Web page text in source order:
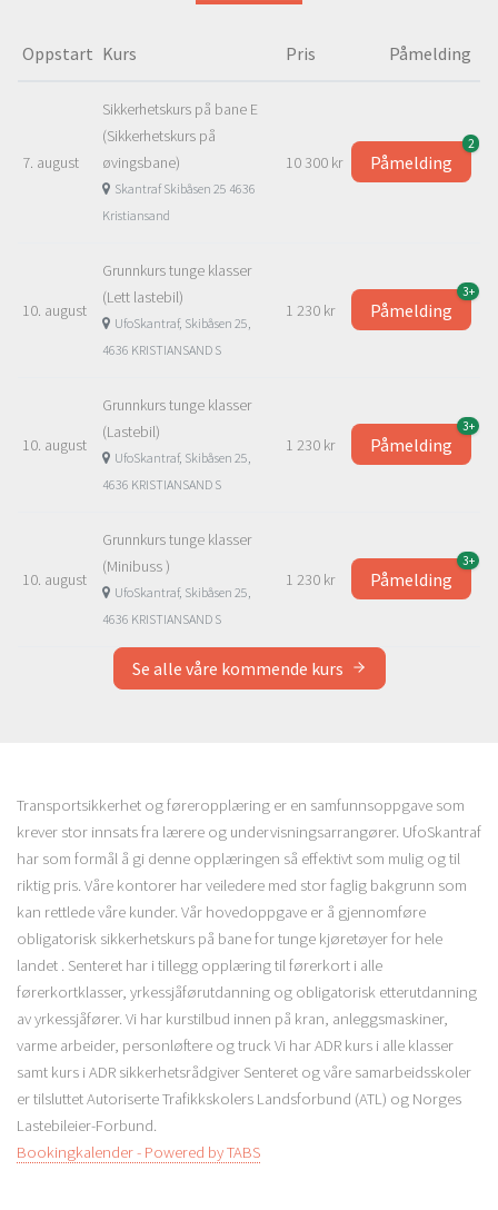
Oppstart Kurs Pris Påmelding
7. august
Sikkerhetskurs på bane E
(Sikkerhetskurs på
øvingsbane)
Skantraf Skibåsen 25 4636
Kristiansand
10 300 kr Påmelding
2
10. august
Grunnkurs tunge klasser
(Lett lastebil)
UfoSkantraf, Skibåsen 25,
4636 KRISTIANSAND S
1 230 kr Påmelding
3+
10. august
Grunnkurs tunge klasser
(Lastebil)
UfoSkantraf, Skibåsen 25,
4636 KRISTIANSAND S
1 230 kr Påmelding
3+
10. august
Grunnkurs tunge klasser
(Minibuss )
UfoSkantraf, Skibåsen 25,
4636 KRISTIANSAND S
1 230 kr Påmelding
3+
Se alle våre kommende kurs
Transportsikkerhet og føreropplæring er en samfunnsoppgave som
krever stor innsats fra lærere og undervisningsarrangører. UfoSkantraf
har som formål å gi denne opplæringen så effektivt som mulig og til
riktig pris. Våre kontorer har veiledere med stor faglig bakgrunn som
kan rettlede våre kunder. Vår hovedoppgave er å gjennomføre
obligatorisk sikkerhetskurs på bane for tunge kjøretøyer for hele
landet . Senteret har i tillegg opplæring til førerkort i alle
førerkortklasser, yrkessjåførutdanning og obligatorisk etterutdanning
av yrkessjåfører. Vi har kurstilbud innen på kran, anleggsmaskiner,
varme arbeider, personløftere og truck Vi har ADR kurs i alle klasser
samt kurs i ADR sikkerhetsrådgiver Senteret og våre samarbeidsskoler
er tilsluttet Autoriserte Traﬁkkskolers Landsforbund (ATL) og Norges
Lastebileier-Forbund.
Bookingkalender - Powered by TABS